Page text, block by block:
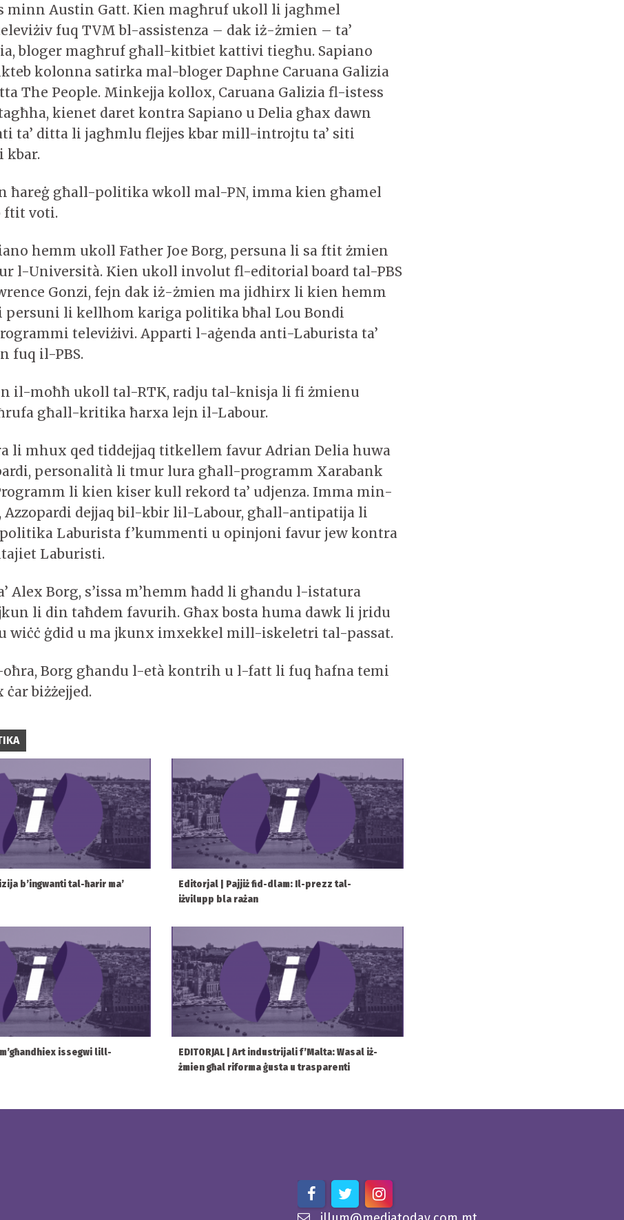
minn Austin Gatt. Kien magħruf ukoll li jagħmel
fuq TVM bl-assistenza – dak iż-żmien – ta’
bloger magħruf għall-kitbiet kattivi tiegħu. Sapiano
kolonna satirka mal-bloger Daphne Caruana Galizia
The People. Minkejja kollox, Caruana Galizia fl-istess
kienet daret kontra Sapiano u Delia għax dawn
ta’ ditta li jagħmlu flejjes kbar mill-introjtu ta’ siti
kbar.
ħareġ għall-politika wkoll mal-PN, imma kien għamel
ftit voti.
hemm ukoll Father Joe Borg, persuna li sa ftit żmien
l-Università. Kien ukoll involut fl-editorial board tal-PBS
Gonzi, fejn dak iż-żmien ma jidhirx li kien hemm
li persuni li kellhom kariga politika bħal Lou Bondi
televiżivi. Apparti l-aġenda anti-Laburista ta’
fuq il-PBS.
il-moħħ ukoll tal-RTK, radju tal-knisja li fi żmienu
għall-kritika ħarxa lejn il-Labour.
li mhux qed tiddejjaq titkellem favur Adrian Delia huwa
personalità li tmur lura għall-programm Xarabank
li kien kiser kull rekord ta’ udjenza. Imma min-
Azzopardi dejjaq bil-kbir lil-Labour, għall-antipatija li
Laburista f’kummenti u opinjoni favur jew kontra
Laburisti.
Alex Borg, s’issa m’hemm ħadd li għandu l-istatura
li din taħdem favurih. Għax bosta huma dawk li jridu
wiċċ ġdid u ma jkunx imxekkel mill-iskeletri tal-passat.
Borg għandu l-età kontrih u l-fatt li fuq ħafna temi
biżżejjed.
b’ingwanti tal-ħarir ma’
Editorjal | Pajjiż fid-dlam: Il-prezz tal-
iżvilupp bla rażan
issegwi lill-
EDITORJAL | Art industrijali f’Malta: Wasal iż-
żmien għal riforma ġusta u trasparenti